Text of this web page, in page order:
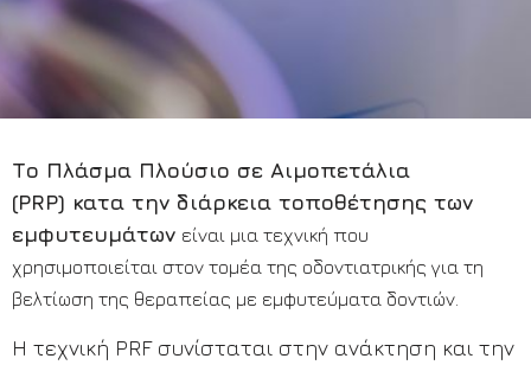
Το Πλάσμα Πλούσιο σε Αιμοπετάλια
(PRP) κατα την διάρκεια τοποθέτησης των
εμφυτευμάτων είναι μια τεχνική που
χρησιμοποιείται στον τομέα της οδοντιατρικής για τη
βελτίωση της θεραπείας με εμφυτεύματα δοντιών.
Η τεχνική PRF συνίσταται στην ανάκτηση και την